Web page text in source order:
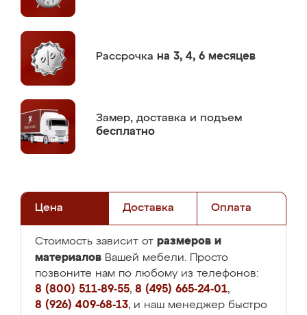
Рассрочка на 3, 4, 6 месяцев
Замер, доставка и подъем
бесплатно
Цена Доставка Оплата
Стоимость зависит от размеров и
материалов Вашей мебели. Просто
позвоните нам по любому из телефонов:
8 (800) 511-89-55, 8 (495) 665-24-01,
8 (926) 409-68-13, и наш менеджер быстро